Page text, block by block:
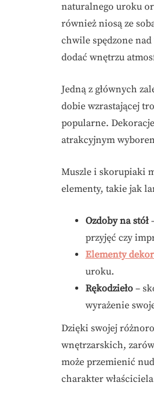
naturalnego uroku
również niosą ze
chwile spędzone
dodać wnętrzu
Jedną z głównych
dobie wzrastającej
popularne.
atrakcyjnym
Muszle i skorupiaki
elementy, takie jak
Ozdoby na stół
przyjęć czy
Elementy
uroku.
Rękodzieło –
wyrażenie
Dzięki swojej
wnętrzarskich,
może przemienić
charakter